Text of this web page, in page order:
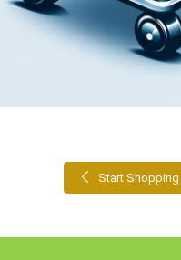
Start Shopping